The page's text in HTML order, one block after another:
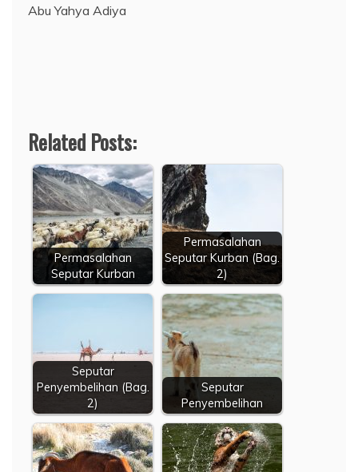
Abu Yahya Adiya
Related Posts:
Permasalahan
Seputar Kurban
Permasalahan
Seputar Kurban (Bag.
2)
Seputar
Penyembelihan (Bag.
2)
Seputar
Penyembelihan